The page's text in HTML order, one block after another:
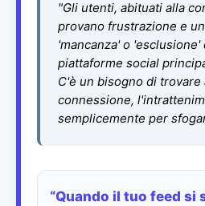
"Gli utenti, abituati alla
provano frustrazione e
'mancanza' o 'esclusione'
piattaforme social
C'è un bisogno di
connessione,
semplicemente per
“Quando il tuo feed si